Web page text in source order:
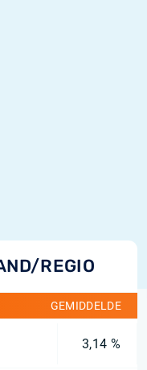
REGIO
GEMIDDELDE
3,14 %